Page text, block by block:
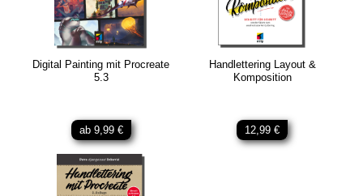
Digital Painting mit Procreate
5.3
ab 9,99 €
Handlettering Layout &
Komposition
12,99 €